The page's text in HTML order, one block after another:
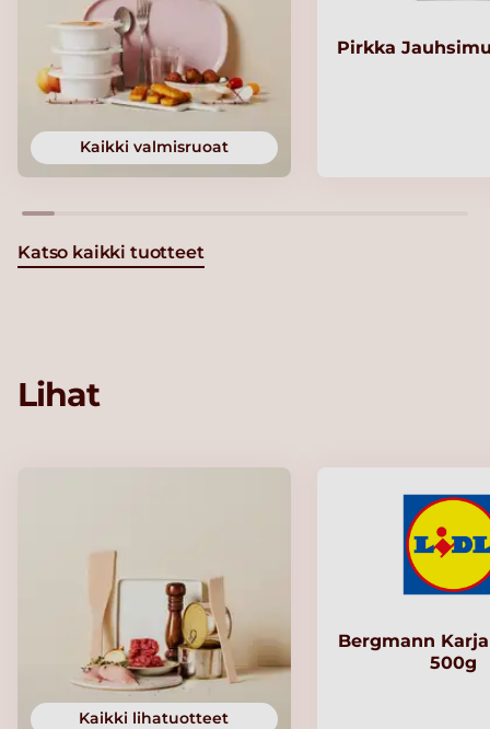
Kaikki valmisruoat
Pirkka
Katso kaikki tuotteet
Lihat
Kaikki lihatuotteet
Bergmann
500g